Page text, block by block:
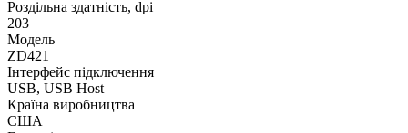
Роздільна здатність, dpi
203
Модель
ZD421
Інтерфейс підключення
USB, USB Host
Країна виробництва
США